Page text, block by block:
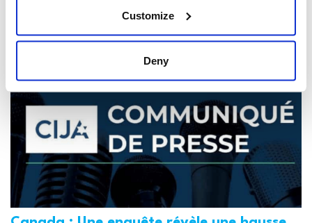
Customize
Deny
(The Canadian Jewish News)
21 mars 2025